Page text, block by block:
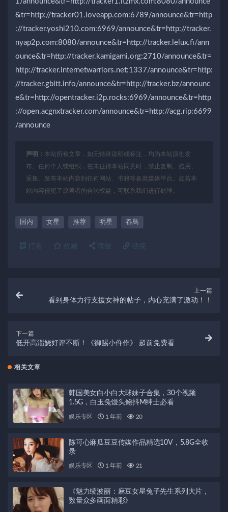
&tr=http://tracker01.loveapp.com:6789/announce&tr=http
://tracker.yoshi210.com:6969/announce&tr=http://tracker.
nyap2p.com:8080/announce&tr=http://tracker.lelux.fi/ann
ounce&tr=http://tracker.kamigami.org:2710/announce&tr=
http://tracker.internetwarriors.net:1337/announce&tr=http:
//tracker.gbitt.info/announce&tr=http://tracker.bz/announc
e&tr=http://opentracker.i2p.rocks:6969/announce&tr=http
://open.acgnxtracker.com/announce&tr=http://acg.rip:6699
/announce
声明： 本站所有文章，如无特殊说明或标注，均为本站原创发
布。任何个人或组织，在未征得本站同意时，禁止复制、盗用、
采集、发布本站内容到任何网站、书籍等各类媒体平台。如若本
站内容侵犯了原著者的合法权益，可联系我们进行处理。
国内 女星 推荐 明星 春鳥
打赏 收藏 海报 链接
上一篇
看到身体力行支援女神的帖子，内心充满了激动！！
下一篇
低开高淄娆好评不断！《御赐小仵作》 超前免费看
相关文章
韩国美女白小白大球妹子合集，30个视频
1.5G，白玉兔馒头鲍抖M绅士必看
娱乐专区 1 年前 20
陈可心麻瓜豆豆传媒作品精选10V，5.8G全收
录
娱乐专区 1 年前 21
《魅力绫波丽：麻豆女星兔子先生系列大片，
数量众多画面精彩》